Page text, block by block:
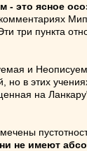
- это ясное
пункта
и
в этих
на
не имеют